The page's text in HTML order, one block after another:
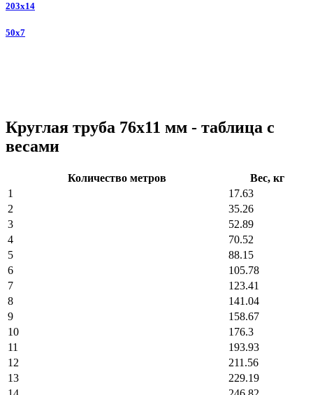
203x14
50x7
Круглая труба 76х11 мм - таблица с
весами
Количество метров
Вес, кг
1
17.63
2
35.26
3
52.89
4
70.52
5
88.15
6
105.78
7
123.41
8
141.04
9
158.67
10
176.3
11
193.93
12
211.56
13
229.19